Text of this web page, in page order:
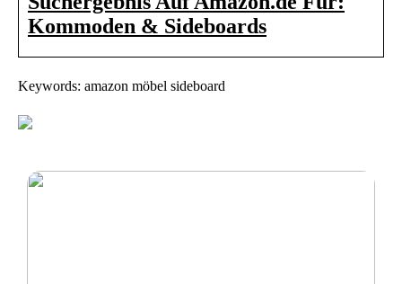
Kommoden & Sideboards
Keywords: amazon möbel sideboard